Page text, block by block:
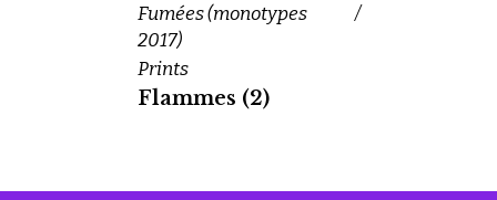
Fumées (monotypes
2017)
Prints
Flammes (2)